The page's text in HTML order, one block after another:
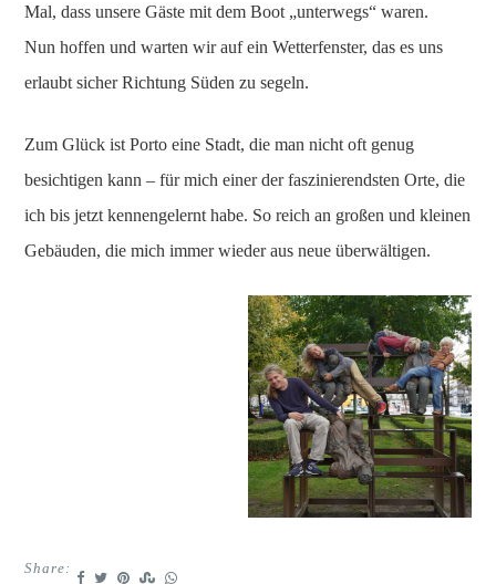
Mal, dass unsere Gäste mit dem Boot „unterwegs“ waren.
Nun hoffen und warten wir auf ein Wetterfenster, das es uns
erlaubt sicher Richtung Süden zu segeln.
Zum Glück ist Porto eine Stadt, die man nicht oft genug
besichtigen kann – für mich einer der faszinierendsten Orte, die
ich bis jetzt kennengelernt habe. So reich an großen und kleinen
Gebäuden, die mich immer wieder aus neue überwältigen.
Share: